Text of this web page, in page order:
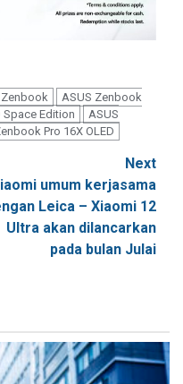
ASUS Zenbook
Space Edition
ASUS
Pro 16X OLED
Next
umum kerjasama
Leica – Xiaomi 12
Ultra akan dilancarkan
pada bulan Julai